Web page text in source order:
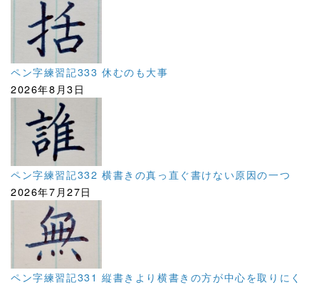
ペン字練習記333 休むのも大事
2026年8月3日
ペン字練習記332 横書きの真っ直ぐ書けない原因の一つ
2026年7月27日
ペン字練習記331 縦書きより横書きの方が中心を取りにく